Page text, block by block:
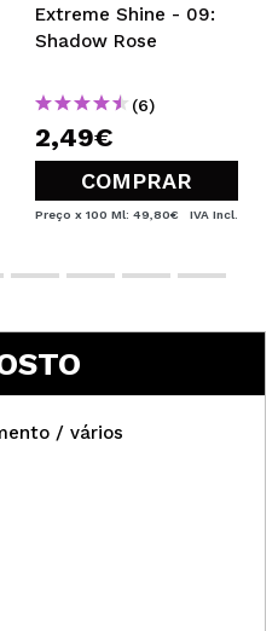
Extreme Shine - 09:
Shadow Rose
(6)
2,49€
COMPRAR
Preço x 100 Ml: 49,80€ IVA Incl.
/ vários